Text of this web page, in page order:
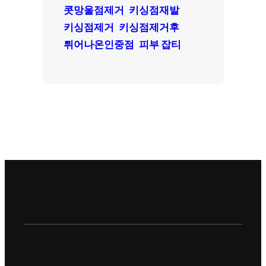
콧망울점제거 키싱점재발
키싱점제거 키싱점제거후
튀어나온인중점 피부 잡티